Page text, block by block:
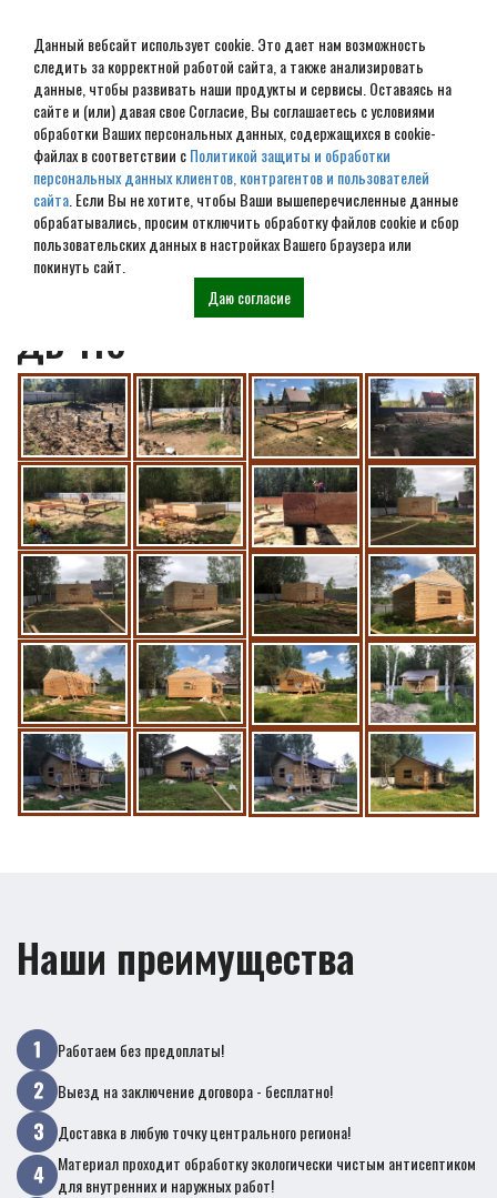
Данный вебсайт использует cookie. Это дает нам возможность
следить за корректной работой сайта, а также анализировать
данные, чтобы развивать наши продукты и сервисы. Оставаясь на
сайте и (или) давая свое Согласие, Вы соглашаетесь с условиями
обработки Ваших персональных данных, содержащихся в cookie-
файлах в соответствии сПолитикой защиты и обработки
персональных данных клиентов, контрагентов и пользователей
сайта . Если Вы не хотите, чтобы Ваши вышеперечисленные данные
обрабатывались, просим отключить обработку файлов cookie и сбор
пользовательских данных в настройках Вашего браузера или
покинуть сайт.
Даю согласие
Владимировска область
г.Петушки баня из
профилированного бруса
145*145 мм по проекту
ДБ-118
Наши преимущества
Работаем без предоплаты!
Выезд на заключение договора - бесплатно!
Доставка в любую точку центрального региона!
Материал проходит обработку экологически чистым антисептиком
для внутренних и наружных работ!